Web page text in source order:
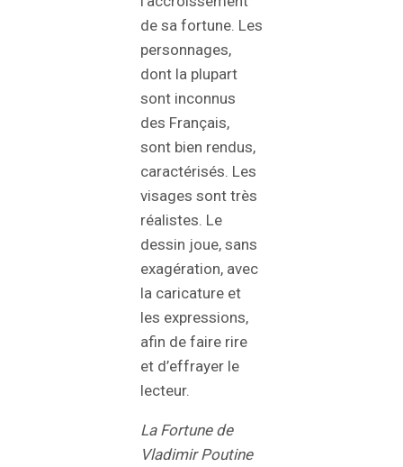
de sa fortune. Les
personnages,
dont la plupart
sont inconnus
des Français,
sont bien rendus,
caractérisés. Les
visages sont très
réalistes. Le
dessin joue, sans
exagération, avec
la caricature et
les expressions,
afin de faire rire
et d’effrayer le
lecteur.
La Fortune de
Vladimir Poutine